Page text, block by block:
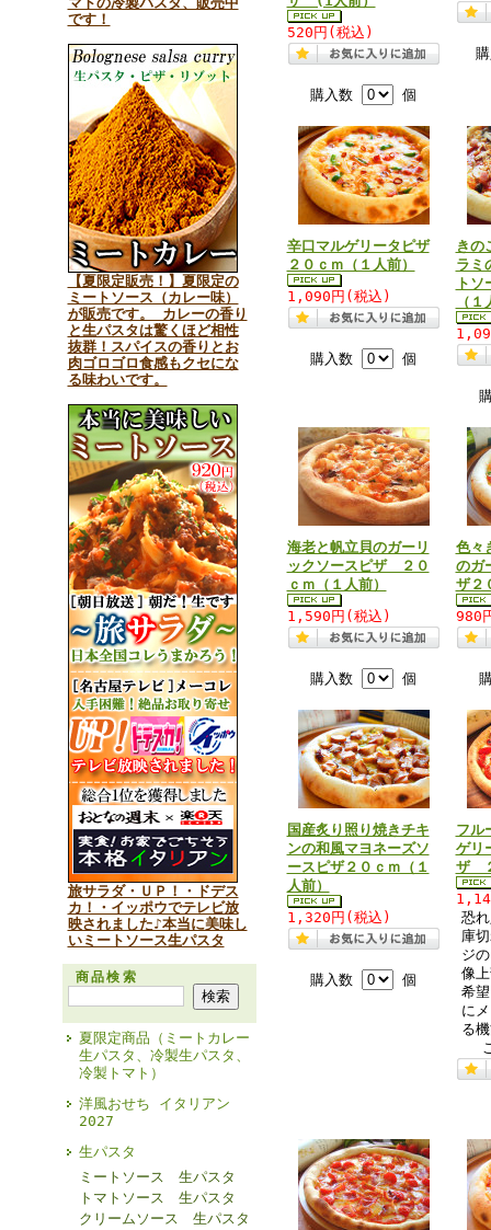
です！
【夏限定販売！】夏限定の
ミートソース（カレー味）
が販売です。 カレーの香り
と生パスタは驚くほど相性
抜群！スパイスの香りとお
肉ゴロゴロ食感もクセにな
る味わいです。
旅サラダ・ＵＰ！・ドデス
カ！・イッポウでテレビ放
映されました♪本当に美味し
いミートソース生パスタ
商品検索
夏限定商品（ミートカレー
生パスタ、冷製生パスタ、
冷製トマト）
洋風おせち イタリアン
2027
生パスタ
ミートソース 生パスタ
トマトソース 生パスタ
クリームソース 生パスタ
520円(税込)
購入数 個
辛口マルゲリータピザ
２０ｃｍ（１人前）
1,090円(税込)
購入数 個
きの
ラミ
ト
（
海老と帆立貝のガーリ
ックソースピザ ２０
ｃｍ（１人前）
1,590円(税込)
購入数 個
色々
のガ
ザ２
980
国産炙り照り焼きチキ
ンの和風マヨネーズソ
ースピザ２０ｃｍ（１
人前）
1,320円(税込)
購入数 個
フル
ゲリ
ザ
恐
庫
ジ
像
希
に
る